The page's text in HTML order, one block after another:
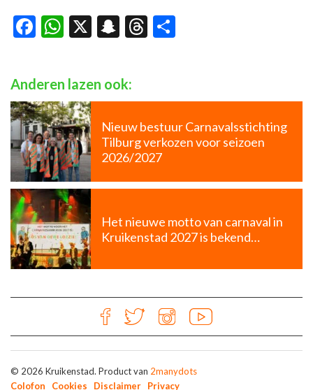
Facebook
WhatsApp
X Snapchat
Threads
Anderen lazen ook:
Nieuw bestuur Carnavalsstichting
Tilburg verkozen voor seizoen
2026/2027
Het nieuwe motto van carnaval in
Kruikenstad 2027 is bekend…
© 2026 Kruikenstad. Product van 2manydots
Colofon
Cookies Disclaimer Privacy